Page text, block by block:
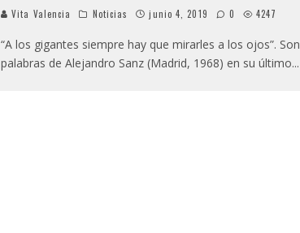
Vita Valencia Noticias junio 4, 2019 0 4247
“A los gigantes siempre hay que mirarles a los ojos”. Son
palabras de Alejandro Sanz (Madrid, 1968) en su último...